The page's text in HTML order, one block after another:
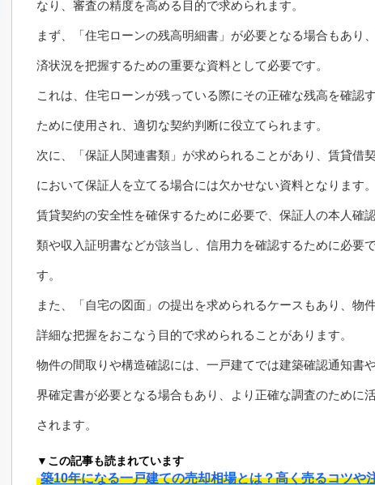
なり、審査の精度を高める目的で求められます。
まず、「住宅ローンの残高明細書」が必要となる場合もあり
済状況を把握するための重要な資料として必要です。
これは、住宅ローンが残っている際にその正確な残高を確認
ために使用され、適切な契約判断に役立てられます。
次に、「保証人関連書類」が求められることがあり、賃貸借
において保証人を立てる場合には欠かせない資料となります。
賃貸契約の安全性を確保するために必要で、保証人の本人確
類や収入証明書などが該当し、信用力を確認するために必要
す。
また、「自宅の図面」の提出を求められるケースもあり、物
詳細な把握をおこなう目的で求められることがあります。
物件の間取りや構造確認には、一戸建てでは建築確認通知書
界確定書が必要となる場合もあり、より正確な調査のために
されます。
▼この記事も読まれています
築10年になる一戸建ての売却相場とは？高く売るコツや